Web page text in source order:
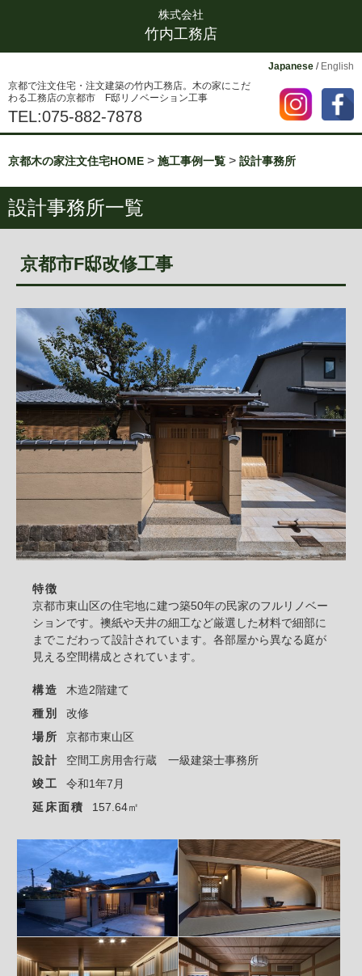
株式会社
竹内工務店
Japanese / English
京都で注文住宅・注文建築の竹内工務店。木の家にこだ
わる工務店の京都市 F邸リノベーション工事
TEL:075-882-7878
京都木の家注文住宅HOME > 施工事例一覧 > 設計事務所
設計事務所一覧
京都市F邸改修工事
特徴
京都市東山区の住宅地に建つ築50年の民家のフルリノベー
ションです。襖紙や天井の細工など厳選した材料で細部に
までこだわって設計されています。各部屋から異なる庭が
見える空間構成とされています。
構造
木造2階建て
種別
改修
場所
京都市東山区
設計
空間工房用舎行蔵 一級建築士事務所
竣工
令和1年7月
延床面積
157.64㎡